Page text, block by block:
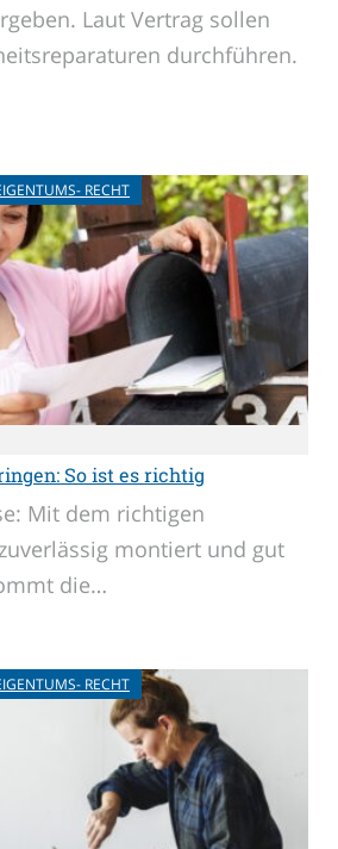
Laut Vertrag sollen
durchführen.
RECHT
So ist es richtig
Mit dem richtigen
montiert und gut
die…
RECHT